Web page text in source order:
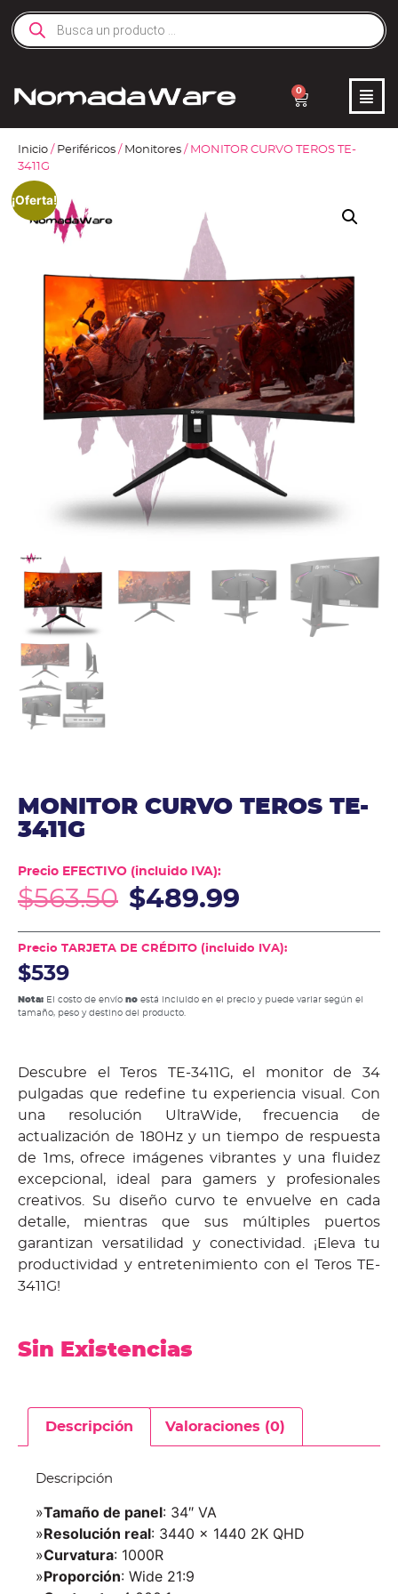
0
Inicio / Periféricos / Monitores / MONITOR CURVO TEROS TE-
3411G
¡Oferta!
MONITOR CURVO TEROS TE-
3411G
Precio EFECTIVO (incluido IVA):
$563.50 $489.99
Precio TARJETA DE CRÉDITO (incluido IVA):
$539
Nota: El costo de envío no está incluido en el precio y puede variar según el
tamaño, peso y destino del producto.
Descubre el Teros TE-3411G, el monitor de 34
pulgadas que redefine tu experiencia visual. Con
una resolución UltraWide, frecuencia de
actualización de 180Hz y un tiempo de respuesta
de 1ms, ofrece imágenes vibrantes y una fluidez
excepcional, ideal para gamers y profesionales
creativos. Su diseño curvo te envuelve en cada
detalle, mientras que sus múltiples puertos
garantizan versatilidad y conectividad. ¡Eleva tu
productividad y entretenimiento con el Teros TE-
3411G!
Sin Existencias
Descripción Valoraciones (0)
Descripción
»Tamaño de panel: 34″ VA
»Resolución real: 3440 x 1440 2K QHD
»Curvatura: 1000R
»Proporción: Wide 21:9